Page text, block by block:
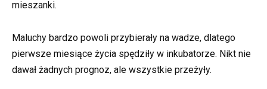
mieszanki.
Maluchy bardzo powoli przybierały na wadze, dlatego
pierwsze miesiące życia spędziły w inkubatorze. Nikt nie
dawał żadnych prognoz, ale wszystkie przeżyły.